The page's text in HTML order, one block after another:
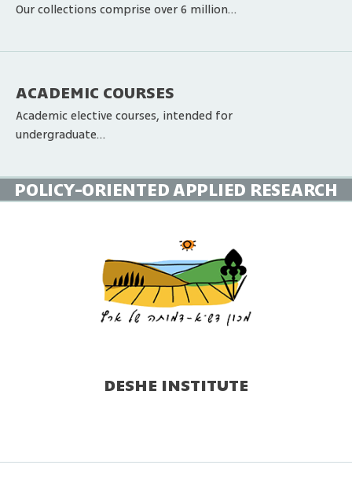
Our collections comprise over 6 million…
ACADEMIC COURSES
Academic elective courses, intended for
undergraduate…
POLICY-ORIENTED APPLIED RESEARCH
DESHE INSTITUTE